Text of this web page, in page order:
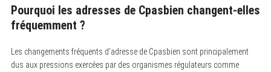
Pourquoi les adresses de Cpasbien changent-elles
fréquemment ?
Les changements fréquents d’adresse de Cpasbien sont principalement
dus aux pressions exercées par des organismes régulateurs comme